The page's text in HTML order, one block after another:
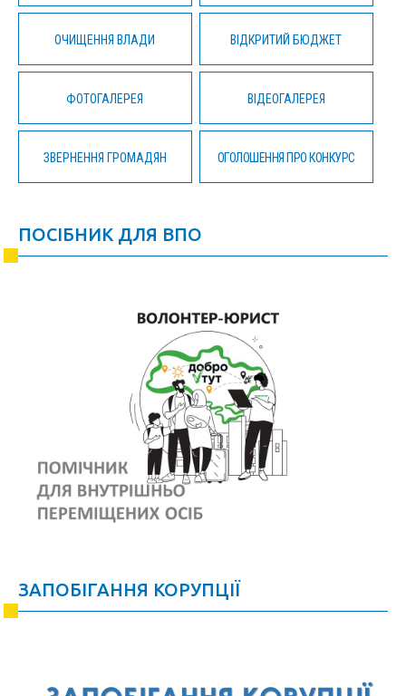
ОЧИЩЕННЯ ВЛАДИ ВІДКРИТИЙ БЮДЖЕТ
ФОТОГАЛЕРЕЯ ВІДЕОГАЛЕРЕЯ
ЗВЕРНЕННЯ ГРОМАДЯН ОГОЛОШЕННЯ ПРО КОНКУРС
ПОСІБНИК ДЛЯ ВПО
ЗАПОБІГАННЯ КОРУПЦІЇ